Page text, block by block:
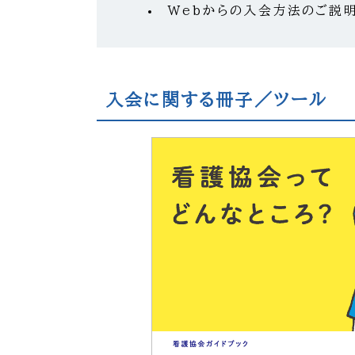
Webからの入会方法のご説
入会に関する冊子／ツール